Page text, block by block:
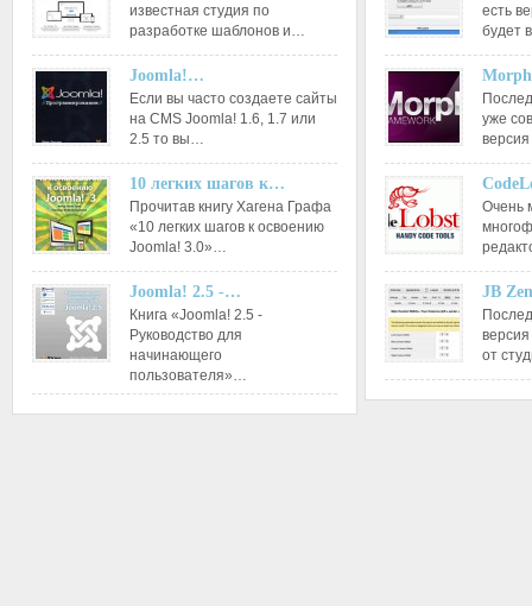
известная студия по
разработке шаблонов и…
Joomla!…
Если вы часто создаете сайты
на CMS Joomla! 1.6, 1.7 или
2.5 то вы…
10 легких шагов к…
Прочитав книгу Хагена Графа
«10 легких шагов к освоению
Joomla! 3.0»…
Joomla! 2.5 -…
Книга «Joomla! 2.5 -
Руководство для
начинающего
пользователя»…
есть
будет
уже
Очень
JB
от